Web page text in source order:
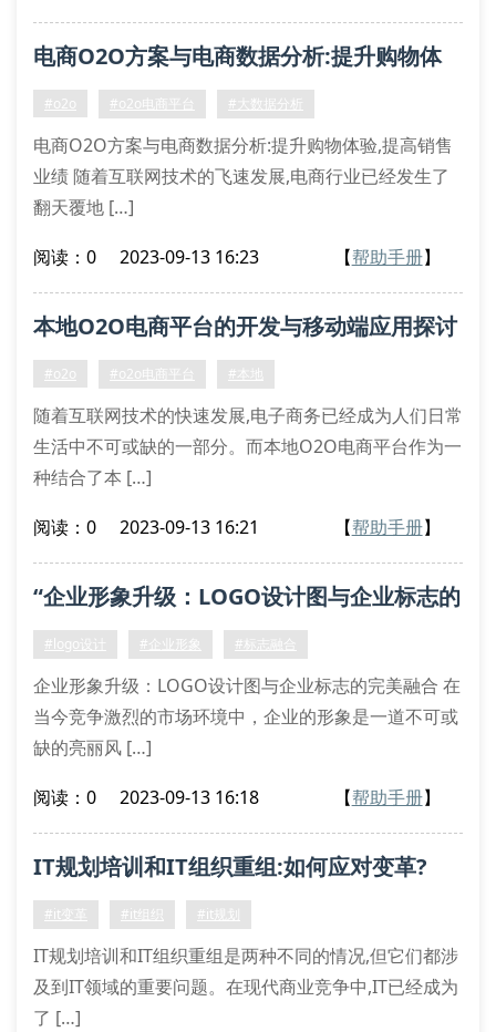
电商O2O方案与电商数据分析:提升购物体
验,提高销售业绩
#o2o #o2o电商平台 #大数据分析
电商O2O方案与电商数据分析:提升购物体验,提高销售
业绩 随着互联网技术的飞速发展,电商行业已经发生了
翻天覆地 […]
阅读：0 2023-09-13 16:23 【帮助手册】
本地O2O电商平台的开发与移动端应用探讨
#o2o #o2o电商平台 #本地
随着互联网技术的快速发展,电子商务已经成为人们日常
生活中不可或缺的一部分。而本地O2O电商平台作为一
种结合了本 […]
阅读：0 2023-09-13 16:21 【帮助手册】
“企业形象升级：LOGO设计图与企业标志的
完美融合”
#logo设计 #企业形象 #标志融合
企业形象升级：LOGO设计图与企业标志的完美融合 在
当今竞争激烈的市场环境中，企业的形象是一道不可或
缺的亮丽风 […]
阅读：0 2023-09-13 16:18 【帮助手册】
IT规划培训和IT组织重组:如何应对变革?
#it变革 #it组织 #it规划
IT规划培训和IT组织重组是两种不同的情况,但它们都涉
及到IT领域的重要问题。在现代商业竞争中,IT已经成为
了 […]